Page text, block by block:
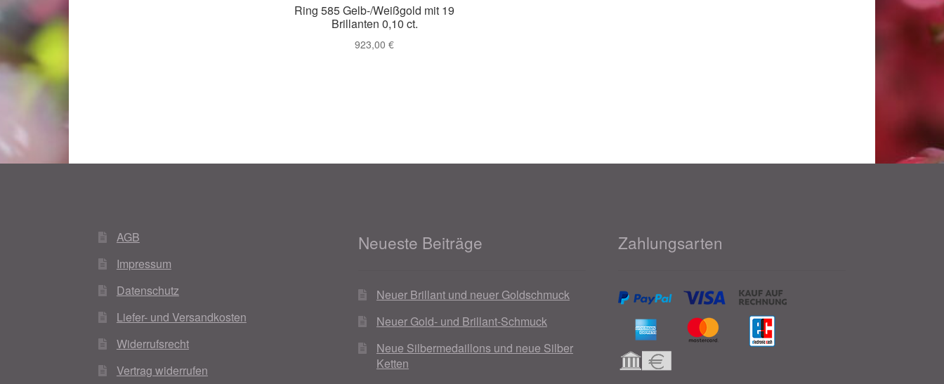
Ring 585 Gelb-/Weißgold mit 19
Brillanten 0,10 ct.
923,00€
AGB
Impressum
Datenschutz
Liefer- und Versandkosten
Widerrufsrecht
Vertrag widerrufen
Neueste Beiträge
Neuer Brillant und neuer Goldschmuck
Neuer Gold- und Brillant-Schmuck
Neue Silbermedaillons und neue Silber
Ketten
Zahlungsarten